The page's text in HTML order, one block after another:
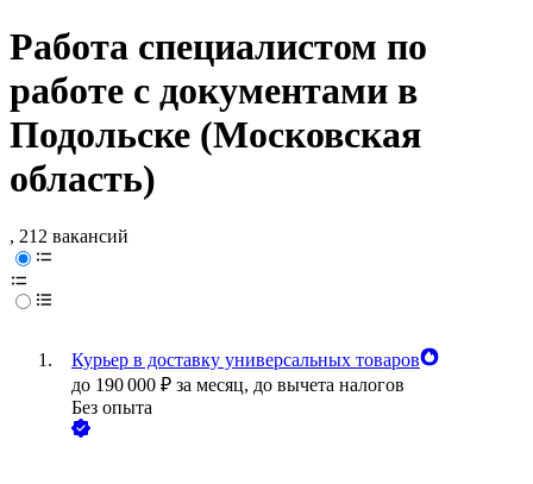
Работа специалистом по
работе с документами в
Подольске (Московская
область)
, 212 вакансий
Курьер в доставку универсальных товаров
до 190 000 ₽ за месяц, до вычета налогов
Без опыта